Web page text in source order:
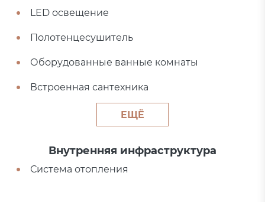
LED освещение
Полотенцесушитель
Оборудованные ванные комнаты
Встроенная сантехника
ЕЩЁ
Внутренняя инфраструктура
Система отопления